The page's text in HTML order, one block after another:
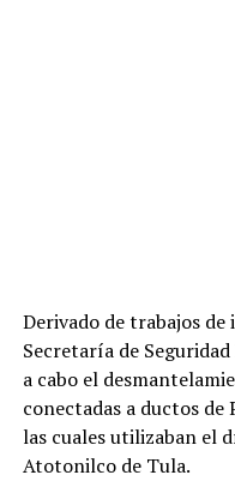
Derivado de trabajos
Secretaría de
a cabo el
conectadas a ductos de
las cuales utilizaban el
Atotonilco de Tula.